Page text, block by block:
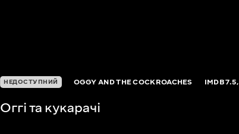
НЕДОСТУПНИЙ OGGY AND THE COCKROACHES IMDB7.5,
Оггі та кукарачі